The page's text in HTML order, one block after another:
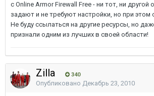
с Online Armor Firewall Free - ни тот, ни
задают и не требуют настройки, но при
Не буду ссылаться на другие ресурсы, но
признали одним из лучших в своей области!
Zilla 340
Опубликовано Декабрь 23, 2010